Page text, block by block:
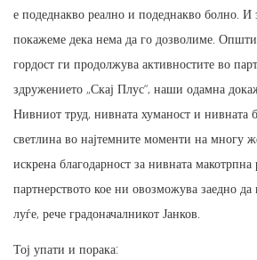
е подеднакво реално и подеднакво болно. И
покажеме дека нема да го дозволиме.
гордост ги продолжува активностите во
здружението „Скај Плус“, наши одамна
Нивниот труд, нивната хуманост и нивната
светлина во најтемните моменти на многу
искрена благодарност за нивната макотрпна
партнерството кое ни овозможува заедно
луѓе, рече градоначалникот Јанков.
Тој упати и порака: